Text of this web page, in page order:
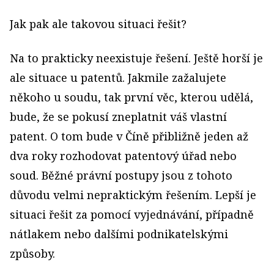
Jak pak ale takovou situaci řešit?
Na to prakticky neexistuje řešení. Ještě horší je
ale situace u patentů. Jakmile zažalujete
někoho u soudu, tak první věc, kterou udělá,
bude, že se pokusí zneplatnit váš vlastní
patent. O tom bude v Číně přibližně jeden až
dva roky rozhodovat patentový úřad nebo
soud. Běžné právní postupy jsou z tohoto
důvodu velmi nepraktickým řešením. Lepší je
situaci řešit za pomocí vyjednávání, případně
nátlakem nebo dalšími podnikatelskými
způsoby.